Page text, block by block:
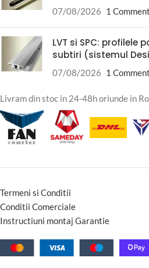
07/08/2026 1 Comment
LVT si SPC: profilele
subtiri (sistemul
07/08/2026 1 Comment
Livram din stoc in 24-48h oriunde in
Termeni si Conditii
Conditii Comerciale
Instructiuni montaj Garantie